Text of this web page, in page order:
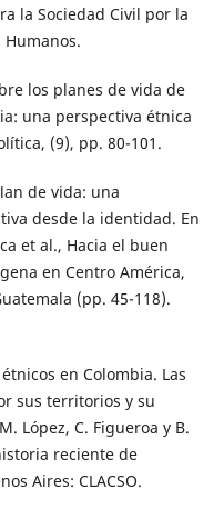
la Sociedad Civil por la
Humanos.
los planes de vida de
una perspectiva étnica
(9), pp. 80-101.
de vida: una
desde la identidad. En
et al., Hacia el buen
en Centro América,
(pp. 45-118).
en Colombia. Las
sus territorios y su
López, C. Figueroa y B.
reciente de
Aires: CLACSO.